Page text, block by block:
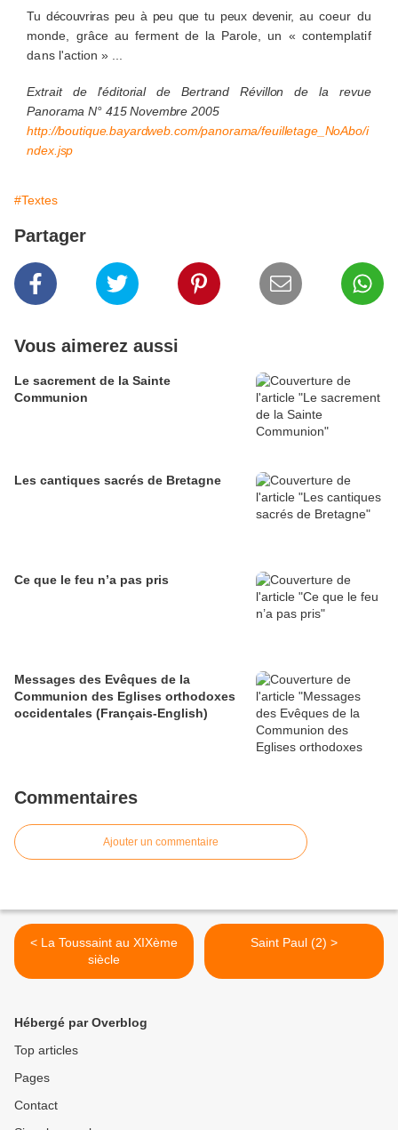
Tu découvriras peu à peu que tu peux devenir, aucoeur du
monde, grâce au ferment de la Parole, un « contemplatif
dans l'action »
Extrait de l'éditorial deBertrand Révillon de la revue
Panorama N° 415 Novembre 2005
http://boutique.bayardweb.com/panorama/feuilletage_NoAbo/i
ndex.jsp
#Textes
Partager
Vous aimerez aussi
Le sacrement de la Sainte
Communion
Les cantiques sacrés de Bretagne
Ce que le feu n’a pas pris
Messages des Evêques de la
Communion des Eglises orthodoxes
occidentales (Français-English)
Commentaires
Ajouter un commentaire
< La Toussaint au XIXème
siècle
Saint Paul (2) >
Hébergé par Overblog
Top articles
Pages
Contact